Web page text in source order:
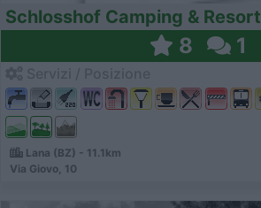
Schlosshof Camping & Resort
8 1
Lana (BZ) - 11.1km
Via Giovo, 10